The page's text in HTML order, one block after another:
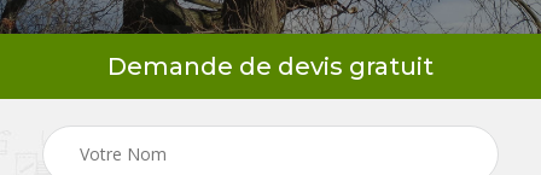
Demande de devis gratuit